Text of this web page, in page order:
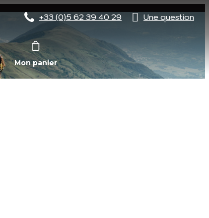
+33 (0)5 62 39 40 29 Une question
Mon panier